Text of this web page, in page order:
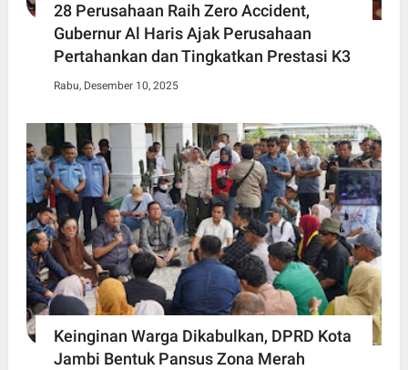
28 Perusahaan Raih Zero Accident,
Gubernur Al Haris Ajak Perusahaan
Pertahankan dan Tingkatkan Prestasi K3
Rabu, Desember 10, 2025
Keinginan Warga Dikabulkan, DPRD Kota
Jambi Bentuk Pansus Zona Merah